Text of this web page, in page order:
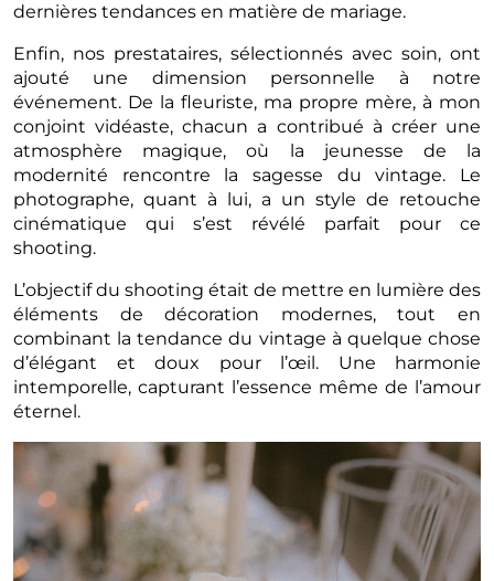
dernières tendances en matière de mariage.
Enfin, nos prestataires, sélectionnés avec soin, ont
ajouté une dimension personnelle à notre
événement. De la fleuriste, ma propre mère, à mon
conjoint vidéaste, chacun a contribué à créer une
atmosphère magique, où la jeunesse de la
modernité rencontre la sagesse du vintage. Le
photographe, quant à lui, a un style de retouche
cinématique qui s’est révélé parfait pour ce
shooting.
L’objectif du shooting était de mettre en lumière des
éléments de décoration modernes, tout en
combinant la tendance du vintage à quelque chose
d’élégant et doux pour l’œil. Une harmonie
intemporelle, capturant l’essence même de l’amour
éternel.